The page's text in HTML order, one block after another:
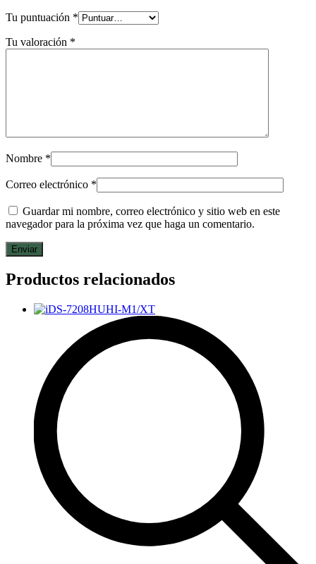
Tu puntuación *
Tu valoración *
Nombre *
Correo electrónico *
Guardar mi nombre, correo electrónico y sitio web en este
navegador para la próxima vez que haga un comentario.
Productos relacionados